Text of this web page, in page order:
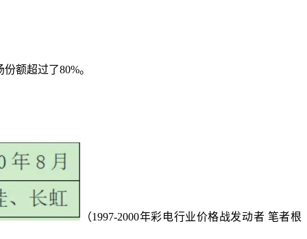
额超过了80%。
（1997-2000年彩电行业价格战发动者 笔者根